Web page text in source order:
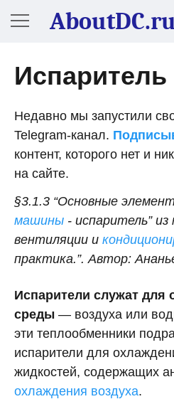
Испаритель
Недавно мы запустили
Telegram-канал.
контент, которого нет и
на сайте.
§3.1.3 “Основные
машины - испаритель”
вентиляции и
практика.”. Автор:
Испарители служат для
среды — воздуха или
эти теплообменники
испарители для
жидкостей, содержащих
охлаждения воздуха.